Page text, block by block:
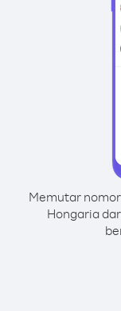
Memutar
Hongaria